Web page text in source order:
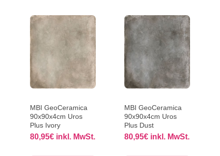
MBI GeoCeramica
90x90x4cm Uros
Plus Ivory
80,95€ inkl. MwSt.
MBI GeoCeramica
90x90x4cm Uros
Plus Dust
80,95€ inkl. MwSt.